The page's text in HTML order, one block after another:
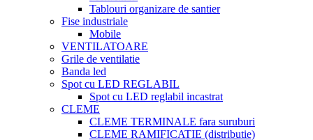
Tablouri organizare de santier
Fise industriale
Mobile
VENTILATOARE
Grile de ventilatie
Banda led
Spot cu LED REGLABIL
Spot cu LED reglabil incastrat
CLEME
CLEME TERMINALE fara suruburi
CLEME RAMIFICATIE (distributie)